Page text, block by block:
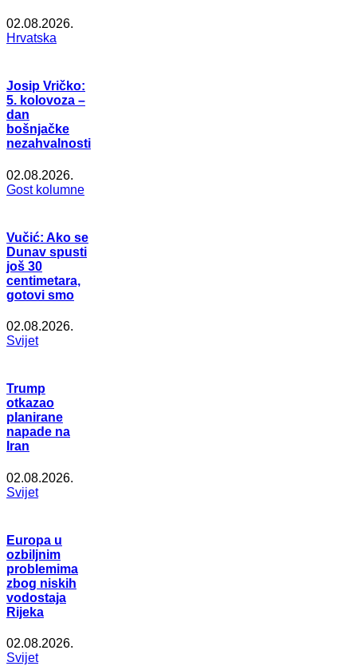
02.08.2026.
Hrvatska
Josip Vričko:
5. kolovoza –
dan
bošnjačke
nezahvalnosti
02.08.2026.
Gost kolumne
Vučić: Ako se
Dunav spusti
još 30
centimetara,
gotovi smo
02.08.2026.
Svijet
Trump
otkazao
planirane
napade na
Iran
02.08.2026.
Svijet
Europa u
ozbiljnim
problemima
zbog niskih
vodostaja
Rijeka
02.08.2026.
Svijet